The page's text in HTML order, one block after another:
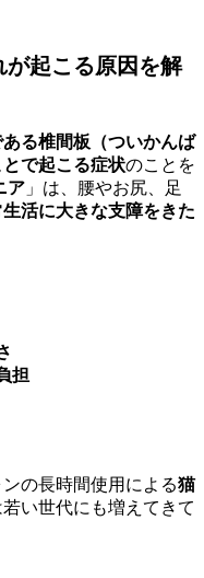
起こる原因を解
る椎間板（ついかんば
で起こる症状のことを
ア 」は、腰やお尻、足
生活に大きな支障をきた
担
の長時間使用による猫
い世代にも増えてきて